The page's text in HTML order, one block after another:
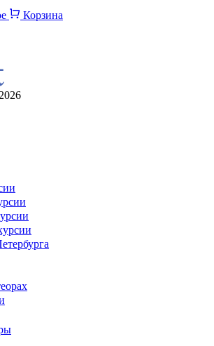
Корзина